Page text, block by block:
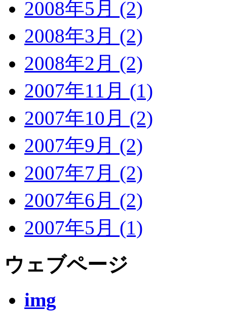
2008年5月 (2)
2008年3月 (2)
2008年2月 (2)
2007年11月 (1)
2007年10月 (2)
2007年9月 (2)
2007年7月 (2)
2007年6月 (2)
2007年5月 (1)
ウェブページ
img